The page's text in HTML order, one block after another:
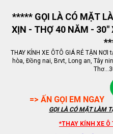
***** GỌI LÀ CÓ MẶT
XỊN - THỢ 40 NĂM - 30"
THAY KÍNH XE ÔTÔ GIÁ RẺ TẬN
hòa, Đồng nai, Brvt, Long an, Tây
=> ẤN GỌI EM NGAY
GỌI LÀ CÓ MẶT LÀM
*THAY KÍNH XE Ô